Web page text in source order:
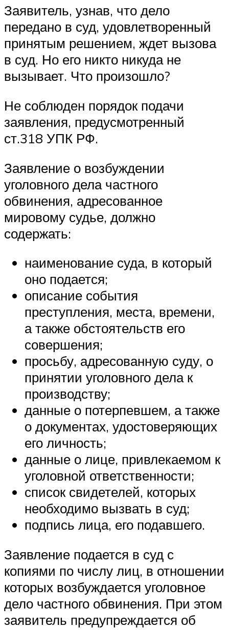
Заявитель, узнав, что дело
передано в суд, удовлетворенный
принятым решением, ждет вызова
в суд. Но его никто никуда не
вызывает. Что произошло?
Не соблюден порядок подачи
заявления, предусмотренный
ст.318 УПК РФ.
Заявление о возбуждении
уголовного дела частного
обвинения, адресованное
мировому судье, должно
содержать:
наименование суда, в который
оно подается;
описание события
преступления, места, времени,
а также обстоятельств его
совершения;
просьбу, адресованную суду, о
принятии уголовного дела к
производству;
данные о потерпевшем, а также
о документах, удостоверяющих
его личность;
данные о лице, привлекаемом к
уголовной ответственности;
список свидетелей, которых
необходимо вызвать в суд;
подпись лица, его подавшего.
Заявление подается в суд с
копиями по числу лиц, в отношении
которых возбуждается уголовное
дело частного обвинения. При этом
заявитель предупреждается об